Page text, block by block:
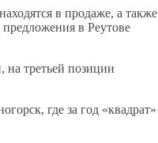
в продаже, а также
в Реутове
на третьей позиции
где за год «квадрат»